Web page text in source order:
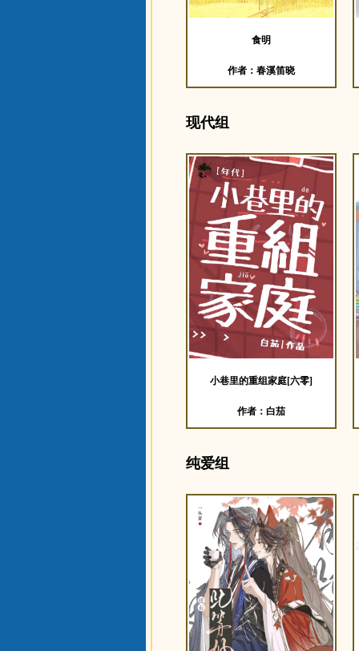
食明
作者：春溪笛晓
现代组
小巷里的重组家庭[六零]
作者：白茄
纯爱组